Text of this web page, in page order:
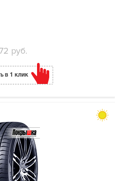
руб.
в 1 клик